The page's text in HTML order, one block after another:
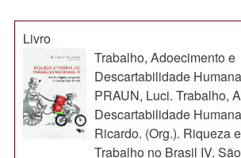
Livro
Trabalho, Adoecimento e
Descartabilidade Humana
PRAUN, Luci. Trabalho,
Descartabilidade
Ricardo. (Org.). Riqueza
Trabalho no Brasil IV.